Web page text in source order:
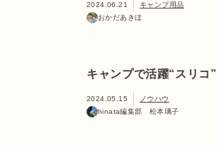
2024.06.21
キャンプ用品
おかだあきほ
キャンプで活躍“スリコ
2024.05.15
ノウハウ
hinata編集部 松本璃子